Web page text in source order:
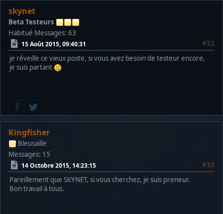
skynet
Beta Testeurs
Habitué Messages: 63
15 Août 2015, 09:40:31
#32
je réveille ce vieux poste, si vous avez besoin de testeur encore,
je suis partant
Kingfisher
Bleusaille
Messages: 15
14 Octobre 2015, 14:23:15
#33
Pareillement que SKYNET, si vous cherchez, je suis preneur.
Bon travail à tous.